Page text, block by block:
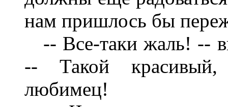
нам пришлось бы
-- Все-таки жаль! --
-- Такой
любимец!